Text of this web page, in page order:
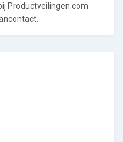
Productveilingen.com